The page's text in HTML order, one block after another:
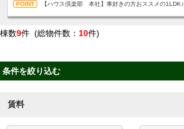
【ハウス倶楽部 本社】車好きの方おススメの1LDK♪
棟数9件 (総物件数： 10件)
条件を絞り込む
賃料